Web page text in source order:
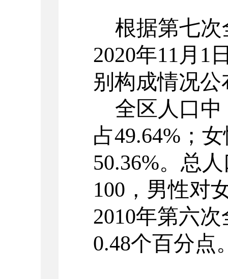
根据第七
2020年11月1
别构成情况
全区人口
占49.64%；
50.36%。总
100，男性对
2010年第六
0.48个百分点